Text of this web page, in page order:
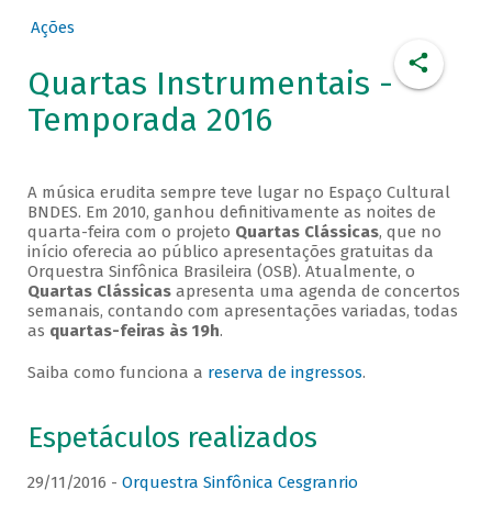
Ações
Quartas Instrumentais -
Temporada 2016
A música erudita sempre teve lugar no Espaço Cultural
BNDES. Em 2010, ganhou definitivamente as noites de
quarta-feira com o projeto Quartas Clássicas, que no
início oferecia ao público apresentações gratuitas da
Orquestra Sinfônica Brasileira (OSB). Atualmente, o
Quartas Clássicasapresenta uma agenda de concertos
semanais, contando com apresentações variadas, todas
as quartas-feiras às 19h.
Saiba como funciona a reserva de ingressos.
Espetáculos realizados
29/11/2016 - Orquestra Sinfônica Cesgranrio